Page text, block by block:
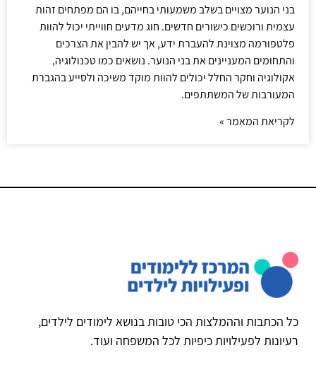
בני הנוער מצויים בשלב משמעותי בחייהם, בו הם מפתחים זהות
עצמית ורוכשים כישורים חדשים. חוג מדעים חווייתי יכול להוות
פלטפורמה מצוינת להעברת ידע, אך יש להבין את הצרכים
והתחומים המעניינים את בני הנוער. נושאים כמו טכנולוגיה,
אקולוגיה וחקר החלל יכולים להוות מוקד משיכה ולסייע בהגברת
המעורבות של המשתתפים.
לקריאת המאמר »
כל הכתבות וההמלצות הכי טובות בנושא לימודים לילדים,
רעיונות לפעילויות כיפיות לכל המשפחה ועוד.